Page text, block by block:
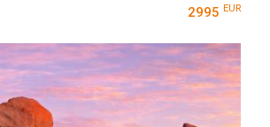
2995 EUR